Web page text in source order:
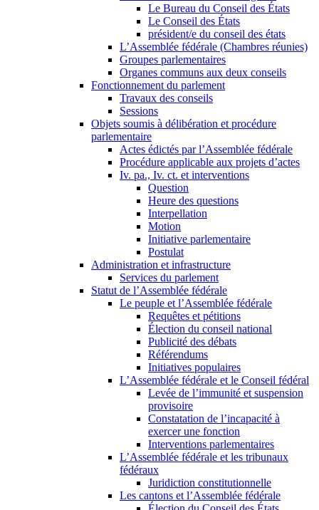
Le Bureau du Conseil des États
Le Conseil des États
président/e du conseil des états
L’Assemblée fédérale (Chambres réunies)
Groupes parlementaires
Organes communs aux deux conseils
Fonctionnement du parlement
Travaux des conseils
Sessions
Objets soumis à délibération et procédure
parlementaire
Actes édictés par l’Assemblée fédérale
Procédure applicable aux projets d’actes
Iv. pa., Iv. ct. et interventions
Question
Heure des questions
Interpellation
Motion
Initiative parlementaire
Postulat
Administration et infrastructure
Services du parlement
Statut de l’Assemblée fédérale
Le peuple et l’Assemblée fédérale
Requêtes et pétitions
Élection du conseil national
Publicité des débats
Référendums
Initiatives populaires
L’Assemblée fédérale et le Conseil fédéral
Levée de l’immunité et suspension
provisoire
Constatation de l’incapacité à
exercer une fonction
Interventions parlementaires
L’Assemblée fédérale et les tribunaux
fédéraux
Juridiction constitutionnelle
Les cantons et l’Assemblée fédérale